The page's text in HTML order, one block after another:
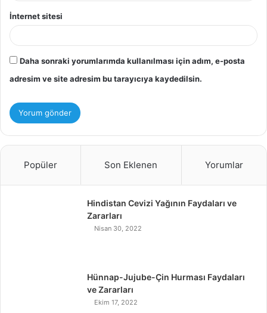
İnternet sitesi
Daha sonraki yorumlarımda kullanılması için adım, e-posta
adresim ve site adresim bu tarayıcıya kaydedilsin.
Popüler Son Eklenen Yorumlar
Hindistan Cevizi Yağının Faydaları ve
Zararları
Nisan 30, 2022
Hünnap-Jujube-Çin Hurması Faydaları
ve Zararları
Ekim 17, 2022